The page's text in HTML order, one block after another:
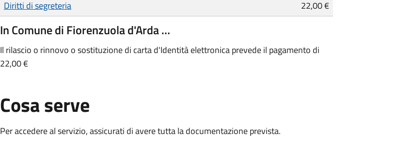
Diritti di segreteria 22,00 €
In Comune di Fiorenzuola d'Arda …
Il rilascio o rinnovo o sostituzione di carta d'Identità elettronica prevede il pagamento di
22,00 €
Cosa serve
Per accedere al servizio, assicurati di avere tutta la documentazione prevista.